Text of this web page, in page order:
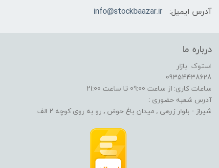
آدرس ایمیل:
info@stockbaazar.ir
درباره ما
استوک بازار
09354438628
ساعات کاری: از ساعت 09:00 تا ساعت 21:00
آدرس شعبه حضوری :
شیراز - بلوار زرهی , میدان باغ حوض , رو به روی کوچه 2 الف